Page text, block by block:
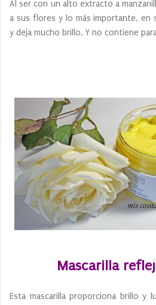
Al ser con un alto extracto a
a sus flores y lo más importante, en
y deja mucho brillo. Y no contiene
Mascarilla
Esta mascarilla proporciona brillo y